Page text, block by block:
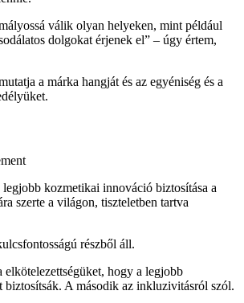
válik olyan helyeken, mint például
dolgokat érjenek el” – úgy értem,
a márka hangját és az egyéniség és a
kozmetikai innováció biztosítása a
szerte a világon, tiszteletben tartva
részből áll.
elkötelezettségüket, hogy a legjobb
A második az inkluzivitásról szól.